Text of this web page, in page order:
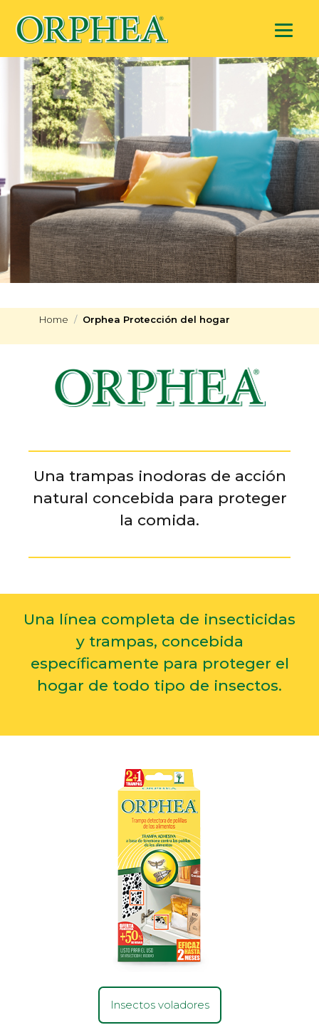
Home Orphea Protección del hogar
Una trampas inodoras de acción
natural concebida para proteger
la comida.
Una línea completa de insecticidas
y trampas, concebida
específicamente para proteger el
hogar de todo tipo de insectos.
Insectos voladores